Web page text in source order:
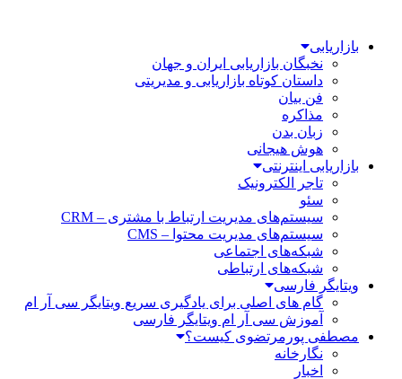
بازاریابی
نخبگان بازاریابی ایران و جهان
داستان کوتاه بازاریابی و مدیریتی
فن بیان
مذاکره
زبان بدن
هوش هیجانی
بازاریابی اینترنتی
تاجر الکترونیک
سئو
سیستم‌های مدیریت ارتباط با مشتری – CRM
سیستم‌های مدیریت محتوا – CMS
شبکه‌های اجتماعی
شبکه‌های ارتباطی
ویتایگر فارسی
گام های اصلی برای یادگیری سریع ویتایگر سی آر ام
آموزش سی آر ام ویتایگر فارسی
مصطفی پورمرتضوی کیست؟
نگارخانه
اخبار